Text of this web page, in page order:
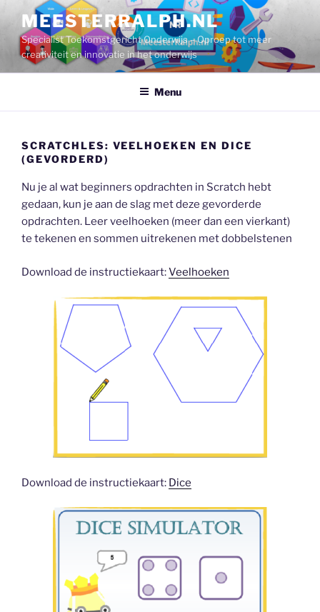
inhoud
MEESTERRALPH.NL
Specialist Toekomstgericht Onderwijs – Oproep tot meer
creativiteit en innovatie in het onderwijs
Menu
SCRATCHLES: VEELHOEKEN EN DICE
(GEVORDERD)
Nu je al wat beginners opdrachten in Scratch hebt
gedaan, kun je aan de slag met deze gevorderde
opdrachten. Leer veelhoeken (meer dan een vierkant)
te tekenen en sommen uitrekenen met dobbelstenen
Download de instructiekaart:Veelhoeken
Download de instructiekaart: Dice